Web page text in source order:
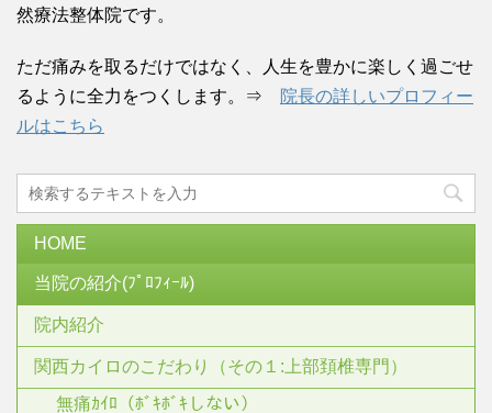
然療法整体院です。
ただ痛みを取るだけではなく、人生を豊かに楽しく過ごせ
るように全力をつくします。⇒
院長の詳しいプロフィー
ルはこちら
HOME
当院の紹介(ﾌﾟﾛﾌｨｰﾙ)
院内紹介
関西カイロのこだわり（その１:上部頚椎専門）
無痛ｶｲﾛ（ﾎﾞｷﾎﾞｷしない）